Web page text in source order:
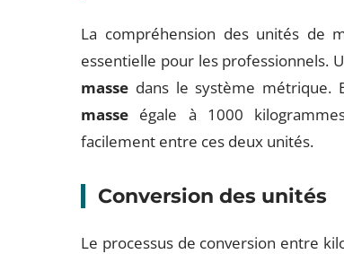
La compréhension des unités de
essentielle pour les professionnels.
masse dans le système métrique.
masse égale à 1000
facilement entre ces deux unités.
Conversion des unités
Le processus de conversion entre